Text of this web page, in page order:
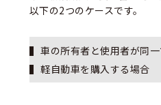
以下の2つのケースです。
車の所有者と使用者が同
軽自動車を購入する場合